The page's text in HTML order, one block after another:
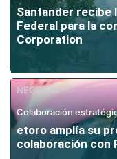
Santander recibe
Federal para la
Corporation
NEGOCIO
Colaboración
etoro amplía su
colaboración con